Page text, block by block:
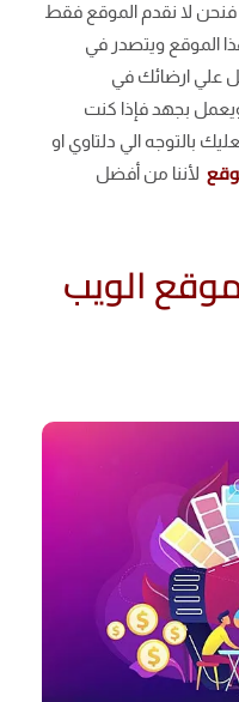
لا نقدم الموقع فقط
الموقع ويتصدر في
علي ارضائك في
ويعمل بجهد فإذا كنت
بالتوجه الي دلتاوي او
لأننا من أفضل
الويب